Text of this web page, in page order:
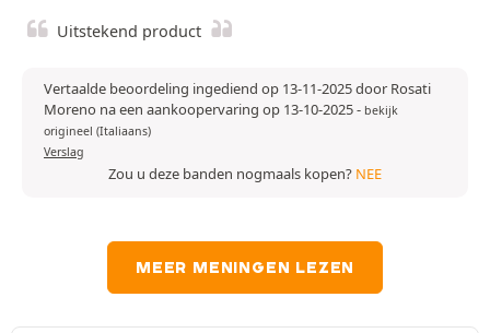
Uitstekend product
Vertaalde beoordeling ingediend op 13-11-2025 door Rosati
Moreno na een aankoopervaring op 13-10-2025- bekijk
origineel (Italiaans)
Verslag
Zou u deze banden nogmaals kopen? NEE
MEER MENINGEN LEZEN